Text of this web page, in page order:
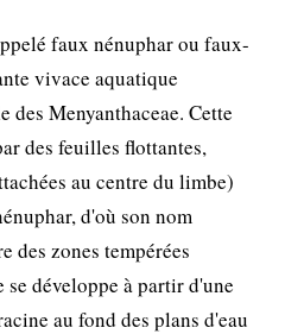
faux nénuphar ou faux-
vivace aquatique
des Menyanthaceae. Cette
des feuilles flottantes,
au centre du limbe)
d'où son nom
des zones tempérées
développe à partir d'une
au fond des plans d'eau